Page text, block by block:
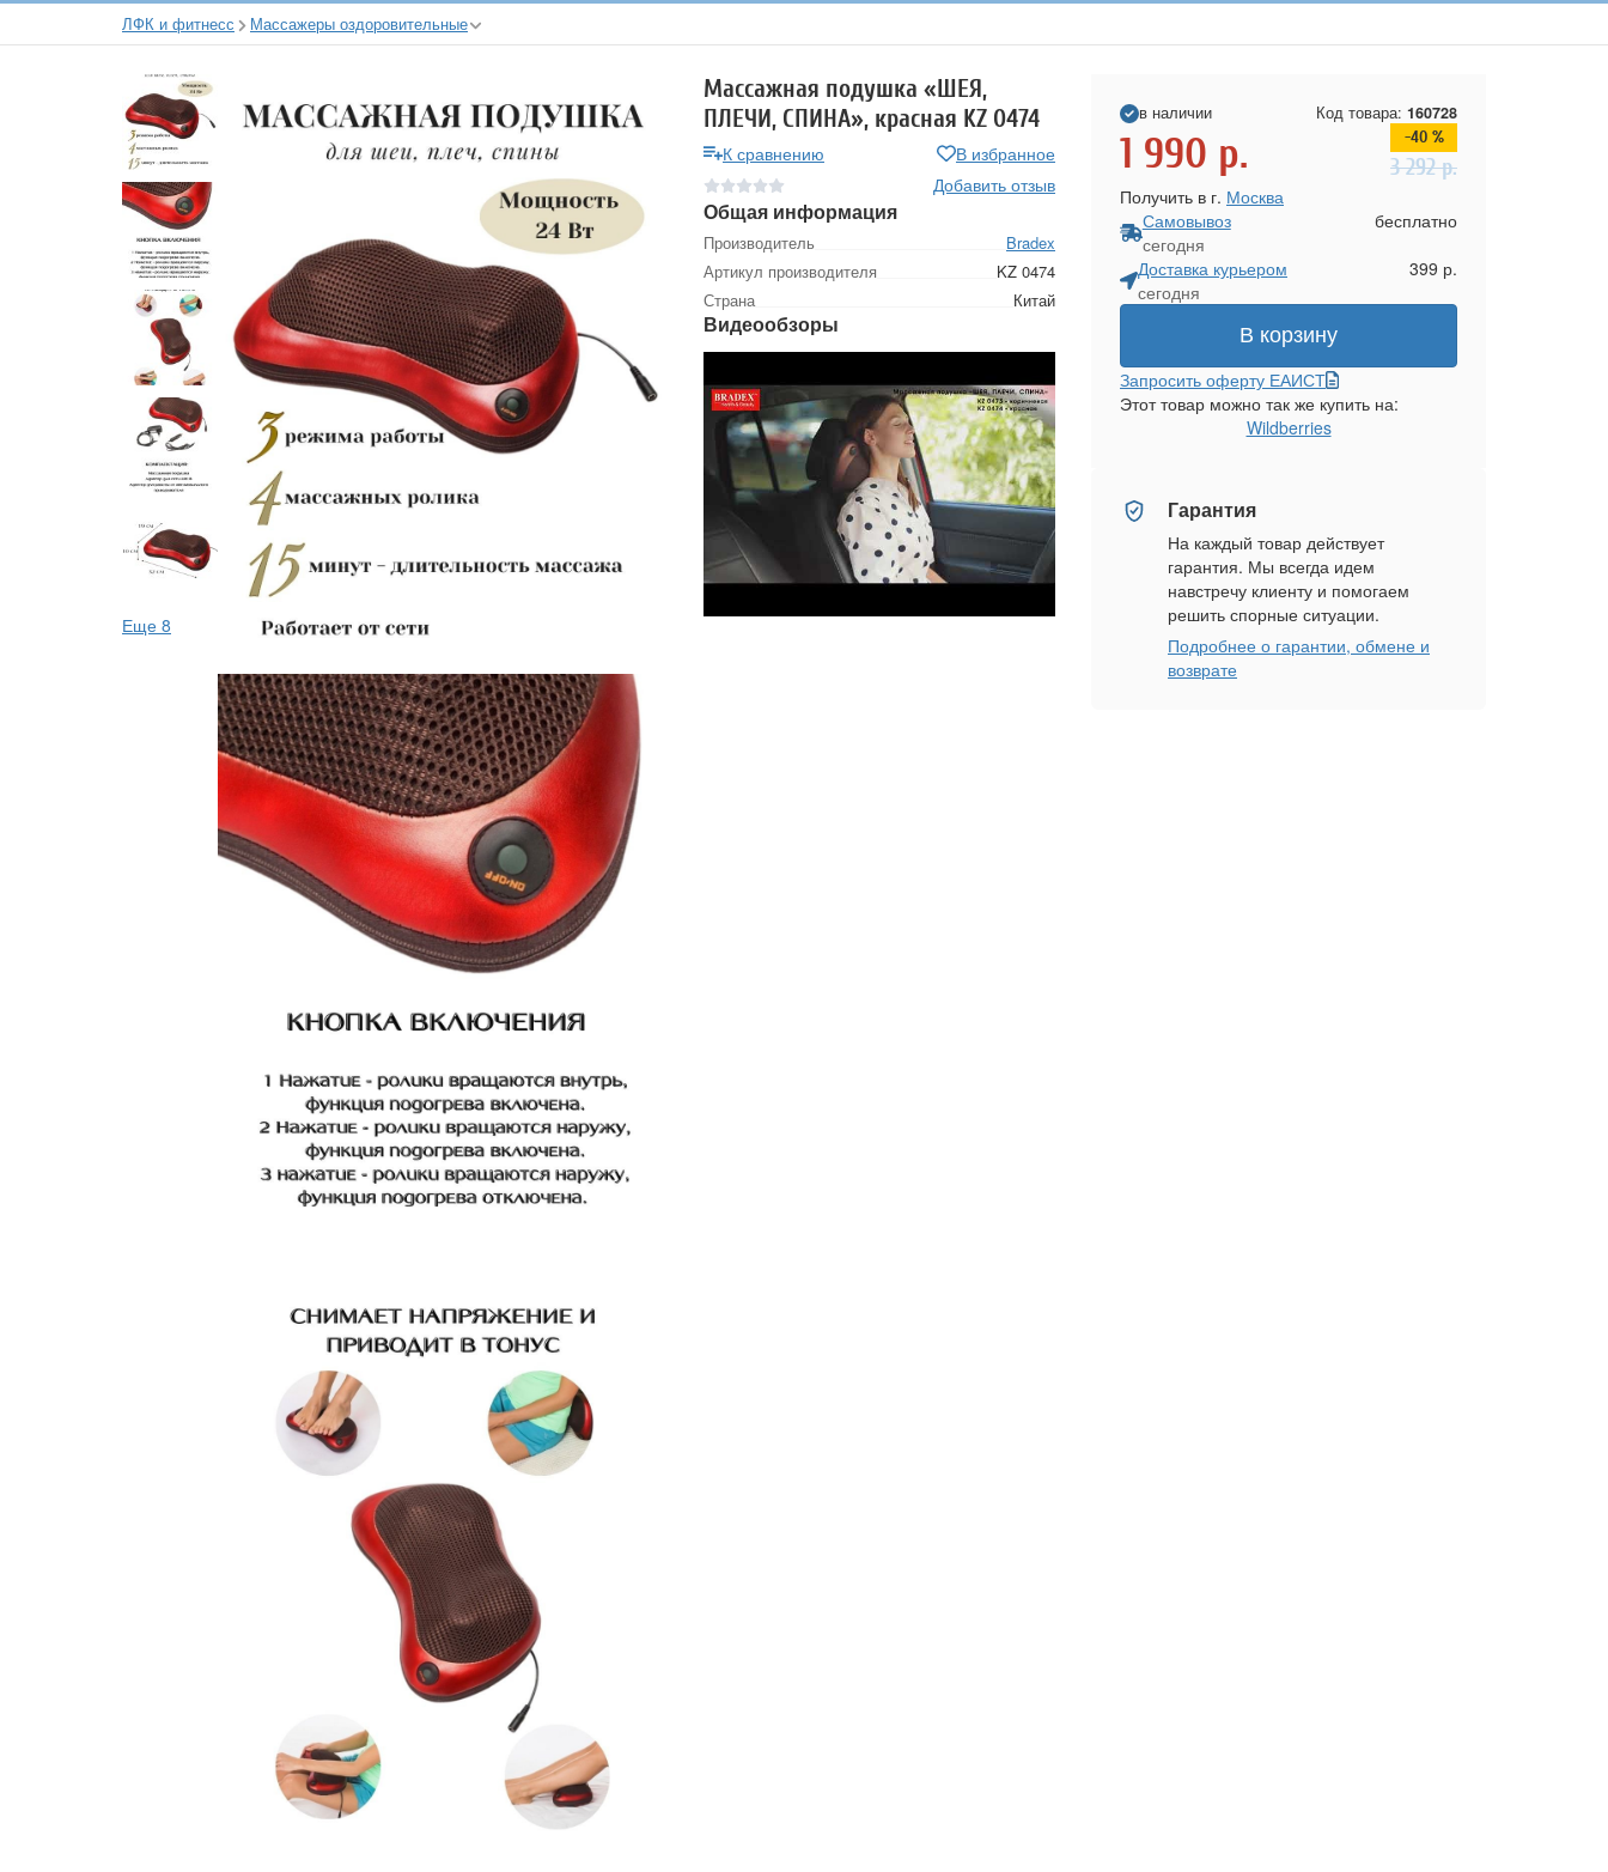
ЛФК и фитнесс Массажеры оздоровительные
Еще 8
Массажная подушка «ШЕЯ,
ПЛЕЧИ, СПИНА», красная KZ 0474
К сравнению
В избранное
Добавить отзыв
Общая информация
Производитель
Bradex
Артикул производителя
KZ 0474
Страна
Китай
Видеообзоры
в наличии Код товара: 160728
1 990 р. -40 %
3 292р.
Получить в г. Москва
Самовывоз
сегодня
бесплатно
Доставка курьером
сегодня
399 р.
В корзину
Запросить оферту ЕАИСТ
Этот товар можно так же купить на:
Wildberries
Гарантия
На каждый товар действует
гарантия. Мы всегда идем
навстречу клиенту и помогаем
решить спорные ситуации.
Подробнее о гарантии, обмене и
возврате